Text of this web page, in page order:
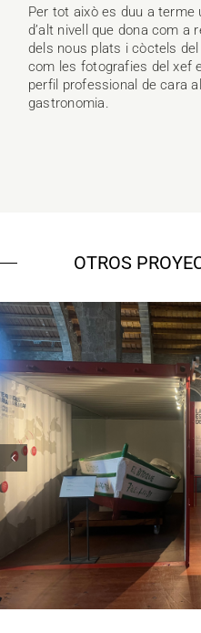
Per tot això es duu a
d’alt nivell que dona com a
dels nous plats i còctels
com les fotografies del xef
perfil professional de cara
gastronomia.
OTROS
Museu
Campanyes culturals
i